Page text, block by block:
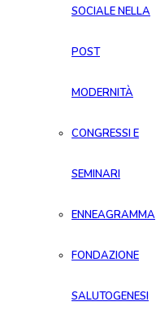
SOCIALE NELLA
POST
MODERNITÀ
CONGRESSI E
SEMINARI
ENNEAGRAMMA
FONDAZIONE
SALUTOGENESI